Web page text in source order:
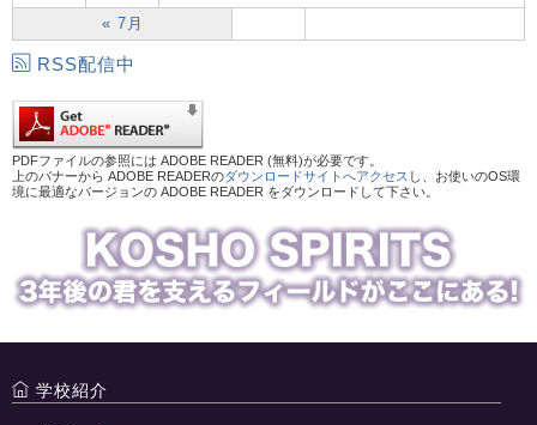
« 7月
RSS配信中
PDFファイルの参照には ADOBE READER (無料)が必要です。
上のバナーから ADOBE READERのダウンロードサイトへアクセス し、お使いのOS環
境に最適なバージョンの ADOBE READER をダウンロードして下さい。
学校紹介